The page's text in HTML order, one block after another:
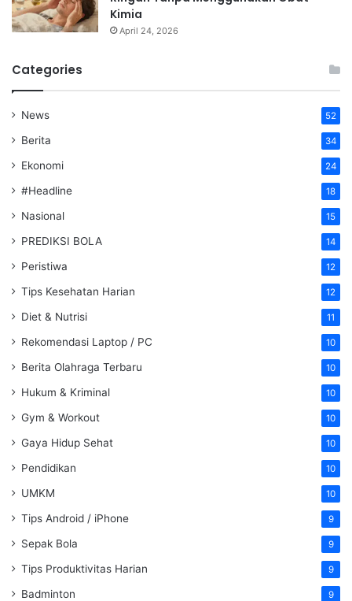
Kimia
April 24, 2026
Categories
News 52
Berita 34
Ekonomi 24
#Headline 18
Nasional 15
PREDIKSI BOLA 14
Peristiwa 12
Tips Kesehatan Harian 12
Diet & Nutrisi 11
Rekomendasi Laptop / PC 10
Berita Olahraga Terbaru 10
Hukum & Kriminal 10
Gym & Workout 10
Gaya Hidup Sehat 10
Pendidikan 10
UMKM 10
Tips Android / iPhone 9
Sepak Bola 9
Tips Produktivitas Harian 9
Badminton 9